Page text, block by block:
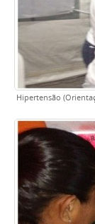
Hipertensão